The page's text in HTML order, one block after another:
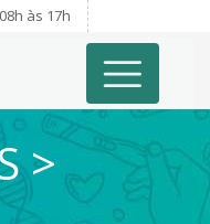
às 17h
>